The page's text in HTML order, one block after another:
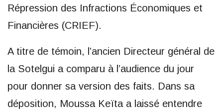
Répression des Infractions Économiques et
Financières (CRIEF).
A titre de témoin, l’ancien Directeur général de
la Sotelgui a comparu à l’audience du jour
pour donner sa version des faits. Dans sa
déposition, Moussa Keïta a laissé entendre